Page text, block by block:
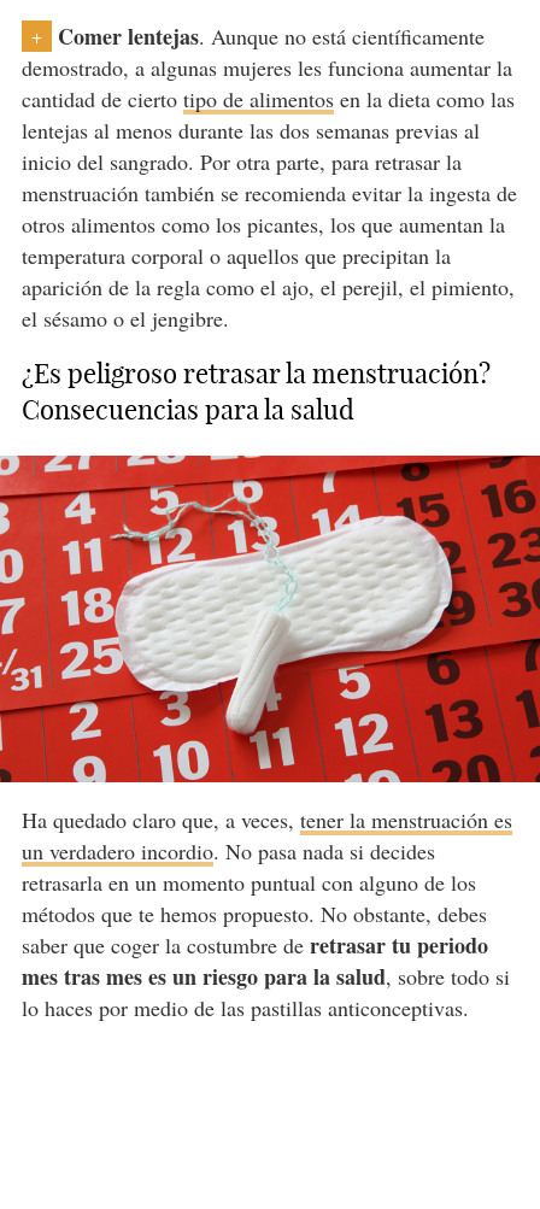
+ Comer lentejas. Aunque no está científicamente
demostrado, a algunas mujeres les funciona aumentar la
cantidad de cierto tipo de alimentosen la dieta como las
lentejas al menos durante las dos semanas previas al
inicio del sangrado. Por otra parte, para retrasar la
menstruación también se recomienda evitar la ingesta de
otros alimentos como los picantes, los que aumentan la
temperatura corporal o aquellos que precipitan la
aparición de la regla como el ajo, el perejil, el pimiento,
el sésamo o el jengibre.
¿Es peligroso retrasar la menstruación?
Consecuencias para la salud
Ha quedado claro que, a veces, tener la menstruación es
un verdadero incordio. No pasa nada si decides
retrasarla en un momento puntual con alguno de los
métodos que te hemos propuesto. No obstante, debes
saber que coger la costumbre de retrasar tu periodo
mes tras mes es un riesgo para la salud, sobre todo si
lo haces por medio de las pastillas anticonceptivas.